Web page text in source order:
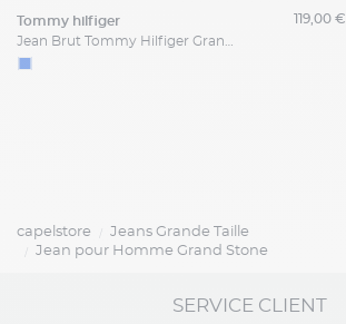
tommy hilfiger
Jean Brut Tommy Hilfiger Grande Taille
119,00 €
capelstore
Jeans Grande Taille
Jean pour Homme Grand Stone
SERVICE CLIENT